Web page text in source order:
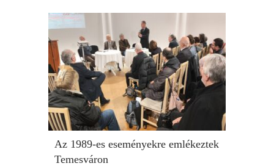
Az 1989-es eseményekre emlékeztek
Temesváron